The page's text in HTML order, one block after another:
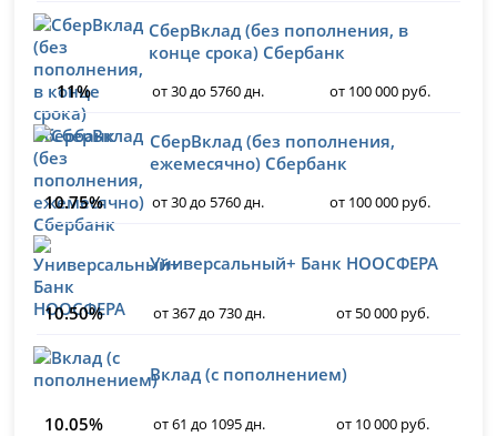
СберВклад (без пополнения, в
конце срока) Сбербанк
11%
от 30 до 5760 дн. от 100 000 руб.
СберВклад (без пополнения,
ежемесячно) Сбербанк
10.75%
от 30 до 5760 дн. от 100 000 руб.
Универсальный+ Банк НООСФЕРА
10.50% от 367 до 730 дн. от 50 000 руб.
Вклад (с пополнением)
10.05% от 61 до 1095 дн. от 10 000 руб.